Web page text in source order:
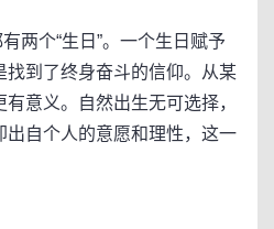
个“生日”。一个生日赋予
找到了终身奋斗的信仰。从某
意义。自然出生无可选择，
出自个人的意愿和理性，这一